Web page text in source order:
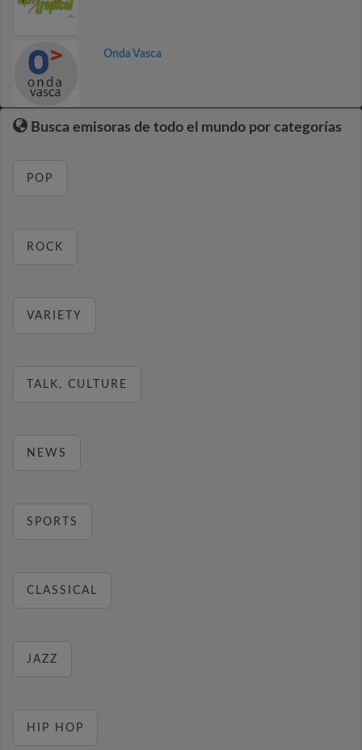
Onda Vasca
Busca emisoras de todo el mundo por categorías
POP
ROCK
VARIETY
TALK, CULTURE
NEWS
SPORTS
CLASSICAL
JAZZ
HIP HOP